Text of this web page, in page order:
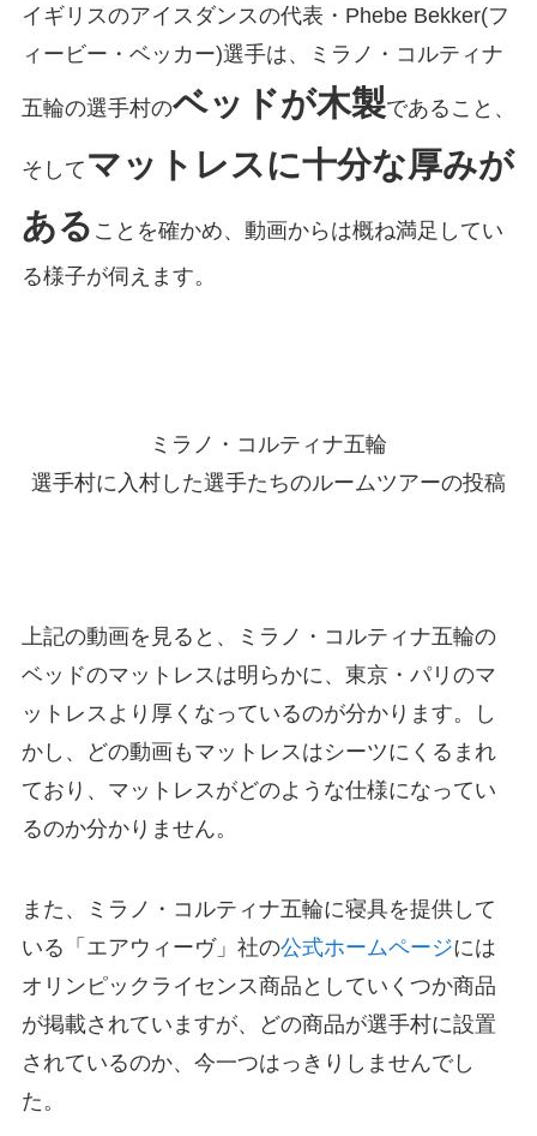
イギリスのアイスダンスの代表・Phebe Bekker(フ
ィービー・ベッカー)選手は、ミラノ・コルティナ
五輪の選手村のベッドが木製であること、
そして マットレスに十分な厚みが
ある ことを確かめ、動画からは概ね満足してい
る様子が伺えます。
ミラノ・コルティナ五輪
選手村に入村した選手たちのルームツアーの投稿
上記の動画を見ると、ミラノ・コルティナ五輪の
ベッドのマットレスは明らかに、東京・パリのマ
ットレスより厚くなっているのが分かります。し
かし、どの動画もマットレスはシーツにくるまれ
ており、マットレスがどのような仕様になってい
るのか分かりません。
また、ミラノ・コルティナ五輪に寝具を提供して
いる「エアウィーヴ」社の公式ホームページには
オリンピックライセンス商品としていくつか商品
が掲載されていますが、どの商品が選手村に設置
されているのか、今一つはっきりしませんでし
た。